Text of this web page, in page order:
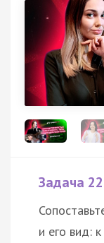
Задача
и его вид: